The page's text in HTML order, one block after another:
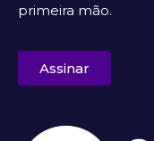
primeira mão.
Assinar